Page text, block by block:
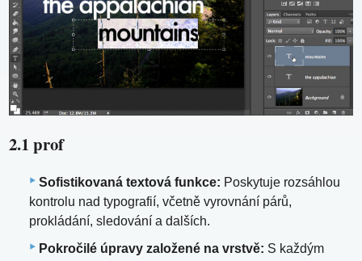
2.1 prof
Sofistikovaná textová funkce: Poskytuje rozsáhlou
kontrolu nad typografií, včetně vyrovnání párů,
prokládání, sledování a dalších.
Pokročilé úpravy založené na vrstvě: S každým